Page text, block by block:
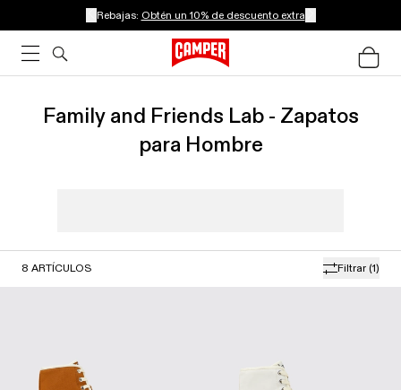
Rebajas: Obtén un 10% de descuento extra
Family and Friends Lab - Zapatos
para Hombre
Filtrar (1)
8 ARTÍCULOS